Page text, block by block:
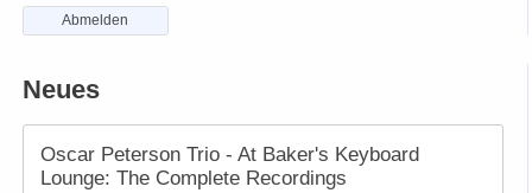
Abmelden
Neues
Oscar Peterson Trio - At Baker's Keyboard
Lounge: The Complete Recordings